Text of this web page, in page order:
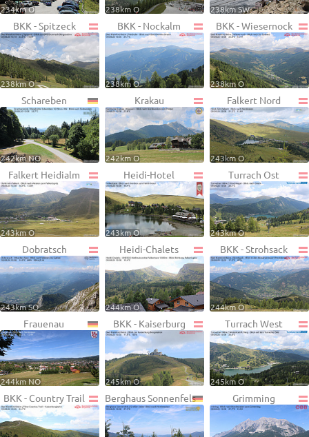
234km O 238km O 238km SW
BKK - Spitzeck
238km O
BKK - Nockalm
238km O
BKK - Wiesernock
238km O
Schareben
242km NO
Krakau
242km O
Falkert Nord
243km O
Falkert Heidialm
243km O
Heidi-Hotel
243km O
Turrach Ost
243km O
Dobratsch
243km SO
Heidi-Chalets
244km O
BKK - Strohsack
244km O
Frauenau
244km NO
BKK - Kaiserburg
245km O
Turrach West
245km O
BKK - Country Trail Berghaus Sonnenfels Grimming